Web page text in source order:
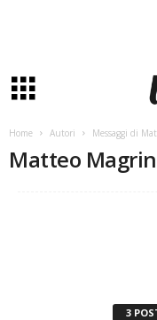
Home Autori Messaggi di
Matteo
3